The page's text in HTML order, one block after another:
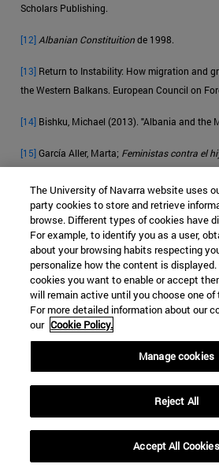
Scholars Publishing.
[12] Albanian Constituitionde 1998.
[13] Return to Instability: How migration and
the Western Balkans. European Council on
[14] Bishku, Michael (2013). "Albania and the
[15]García Aller, Marta; Feministas contra el
[16]Jazexhi, Olsi (2014). " Albania". In Nielsen,
Alibašić, Ahmet; Racius, Egdunas (eds.).
Volume 6. Leiden: Brill.
[17]EFE;El diputado holandés que comparó el
no retira sus palabras. La Vanguardia; 04/10/
[18]Khader, Bichara;Los musulmanes en
“problema”; OpenMind BBVA
[19]Rawls, John;Political Liberalism;
Homo europaeus: ¿existe
El Papa destaca
The University of Navarra website uses
party cookies to store and retrieve
browse. Different types of cookies have
For example, to identify you as a user,
about your browsing habits respecting
personalize how the content is
cookies you want to enable or accept
will remain active until you choose one
For more detailed information about our
our Cookie Policy.
Manage cookies
Reject All
Accept All Cookies